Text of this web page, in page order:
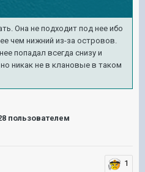
Она не подходит под нее ибо
чем нижний из-за островов.
попадал всегда снизу и
никак не в клановые в таком
пользователем
1